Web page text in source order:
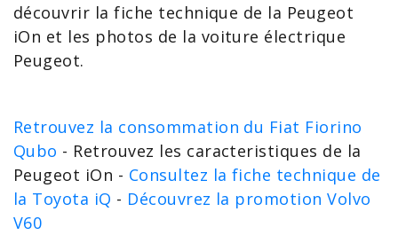
découvrir lafiche technique de la Peugeot
iOn et les photos de la voiture électrique
Peugeot.
Retrouvez la consommation du Fiat Fiorino
Qubo - Retrouvez les caracteristiques de la
Peugeot iOn - Consultez la fiche technique de
la Toyota iQ - Découvrez la promotion Volvo
V60